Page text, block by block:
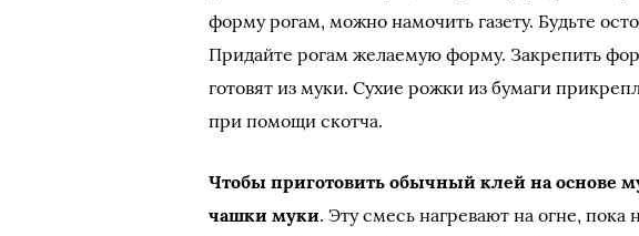
форму рогам, можно намочить газету. Будьте
Придайте рогам желаемую форму. Закрепить
готовят из муки. Сухие рожки из бумаги
при помощи скотча.
Чтобы приготовить обычный клей на основе
чашки муки. Эту смесь нагревают на огне, пока